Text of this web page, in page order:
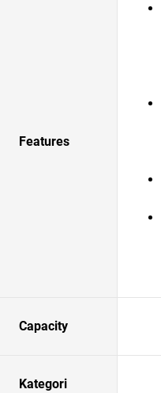
Features
Capacity
Kategori